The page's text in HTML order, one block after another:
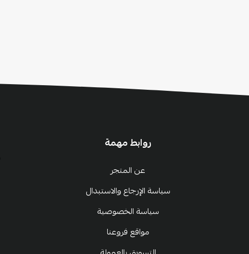
روابط مهمة
عن المتجر
سياسة الإرجاع والاستبدال
سياسة الخصوصية
مواقع فروعنا